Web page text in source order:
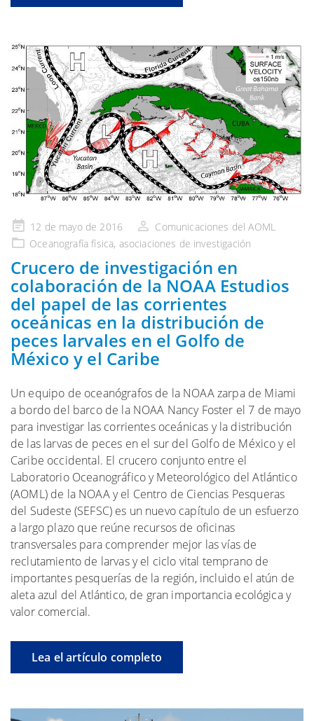
Publicado
en
12 de mayo de 2016
Comunicaciones del AOML
Oceanografía física, asociaciones de investigación
Crucero de investigación en
colaboración de la NOAA Estudios
del papel de las corrientes
oceánicas en la distribución de
peces larvales en el Golfo de
México y el Caribe
Un equipo de oceanógrafos de la NOAA zarpa de Miami
a bordo del barco de la NOAA Nancy Foster el 7 de mayo
para investigar las corrientes oceánicas y la distribución
de las larvas de peces en el sur del Golfo de México y el
Caribe occidental. El crucero conjunto entre el
Laboratorio Oceanográfico y Meteorológico del Atlántico
(AOML) de la NOAA y el Centro de Ciencias Pesqueras
del Sudeste (SEFSC) es un nuevo capítulo de un esfuerzo
a largo plazo que reúne recursos de oficinas
transversales para comprender mejor las vías de
reclutamiento de larvas y el ciclo vital temprano de
importantes pesquerías de la región, incluido el atún de
aleta azul del Atlántico, de gran importancia ecológica y
valor comercial.
Lea el artículo completo